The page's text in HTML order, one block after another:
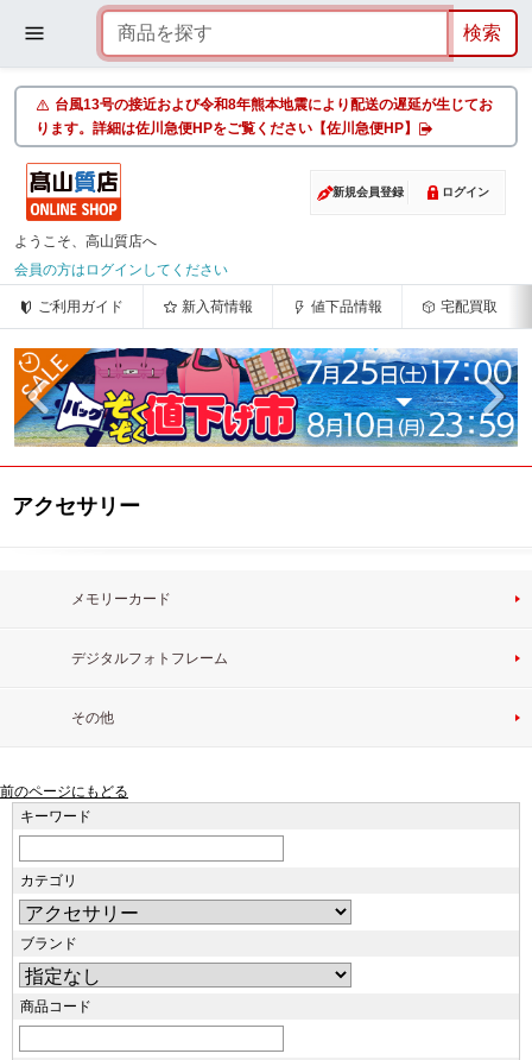
台風13号の接近および令和8年熊本地震により配送の遅延が生じてお
ります。詳細は佐川急便HPをご覧ください【佐川急便HP】
新規会員登録 ログイン
ようこそ、高山質店へ
会員の方はログインしてください
ご利用ガイド 新入荷情報 値下品情報 宅配買取
アクセサリー
メモリーカード
デジタルフォトフレーム
その他
前のページにもどる
キーワード
カテゴリ
ブランド
商品コード